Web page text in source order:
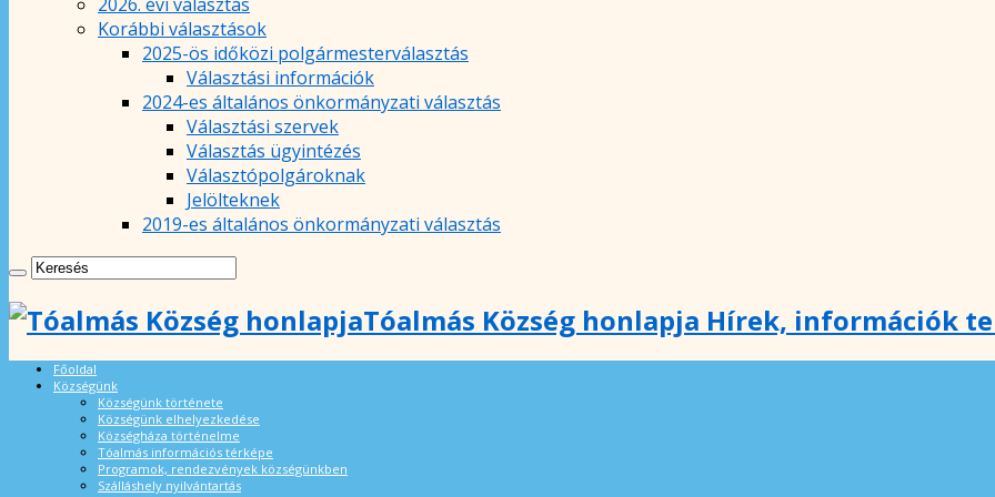
Korábbi választások
2025-ös időközi polgármesterválasztás
Választási információk
2024-es általános önkormányzati választás
Választási szervek
Választás ügyintézés
Választópolgároknak
Jelölteknek
2019-es általános önkormányzati választás
Tóalmás Község honlapja Hírek, információk
Főoldal
Községünk
Községünk története
Községünk elhelyezkedése
Községháza történelme
Tóalmás információs térképe
Programok, rendezvények községünkben
Szálláshely nyilvántartás